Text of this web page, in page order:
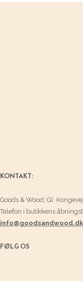
KONTAKT:
Goods & Wood, Gl.
Telefon i butikkens
info@goodsandwood.dk
FØLG OS